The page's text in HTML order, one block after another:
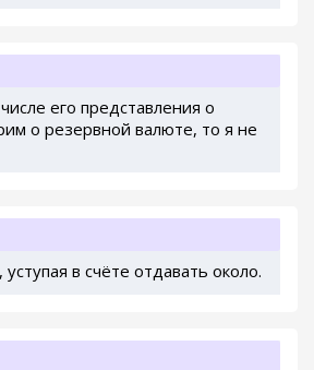
его представления о
о резервной валюте, то я не
в счёте отдавать около.